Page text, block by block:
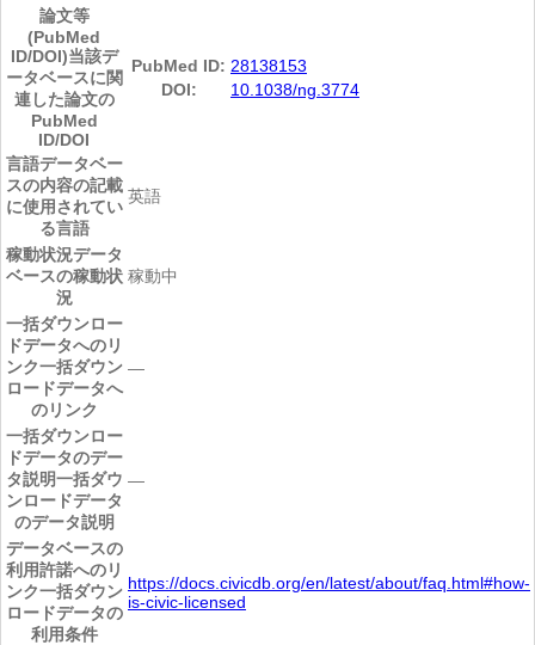
論文等
(PubMed
ID/DOI)当該デ
ータベースに関
連した論文の
PubMed
ID/DOI
PubMed ID: 28138153
DOI:
10.1038/ng.3774
言語データベー
スの内容の記載
に使用されてい
る言語
英語
稼動状況データ
ベースの稼動状
況
稼動中
一括ダウンロー
ドデータへのリ
ンク一括ダウン
ロードデータへ
のリンク
―
一括ダウンロー
ドデータのデー
タ説明一括ダウ
ンロードデータ
のデータ説明
―
データベースの
利用許諾へのリ
ンク一括ダウン
ロードデータの
利用条件
https://docs.civicdb.org/en/latest/about/faq.html#how-
is-civic-licensed